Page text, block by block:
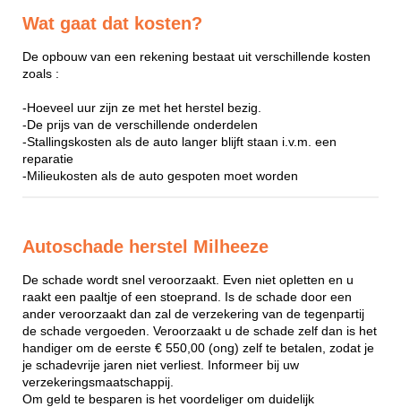
Wat gaat dat kosten?
De opbouw van een rekening bestaat uit verschillende kosten
zoals :
-Hoeveel uur zijn ze met het herstel bezig.
-De prijs van de verschillende onderdelen
-Stallingskosten als de auto langer blijft staan i.v.m. een
reparatie
-Milieukosten als de auto gespoten moet worden
Autoschade herstel Milheeze
De schade wordt snel veroorzaakt. Even niet opletten en u
raakt een paaltje of een stoeprand. Is de schade door een
ander veroorzaakt dan zal de verzekering van de tegenpartij
de schade vergoeden. Veroorzaakt u de schade zelf dan is het
handiger om de eerste € 550,00 (ong) zelf te betalen, zodat je
je schadevrije jaren niet verliest. Informeer bij uw
verzekeringsmaatschappij.
Om geld te besparen is het voordeliger om duidelijk